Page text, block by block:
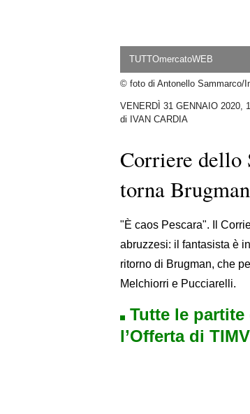
TUTTOmercatoWEB
© foto di Antonello Sammarco/
VENERDÌ 31 GENNAIO 2020,
di IVAN CARDIA
Corriere dello
torna
"È caos Pescara". Il
abruzzesi: il fantasista è
ritorno di Brugman, che
Melchiorri e Pucciarelli.
Tutte le
l’Offerta di